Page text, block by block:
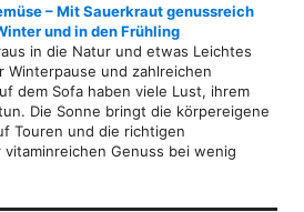
– Mit Sauerkraut genussreich
und in den Frühling
in die Natur und etwas Leichtes
Winterpause und zahlreichen
dem Sofa haben viele Lust, ihrem
Die Sonne bringt die körpereigene
Touren und die richtigen
Genuss bei wenig